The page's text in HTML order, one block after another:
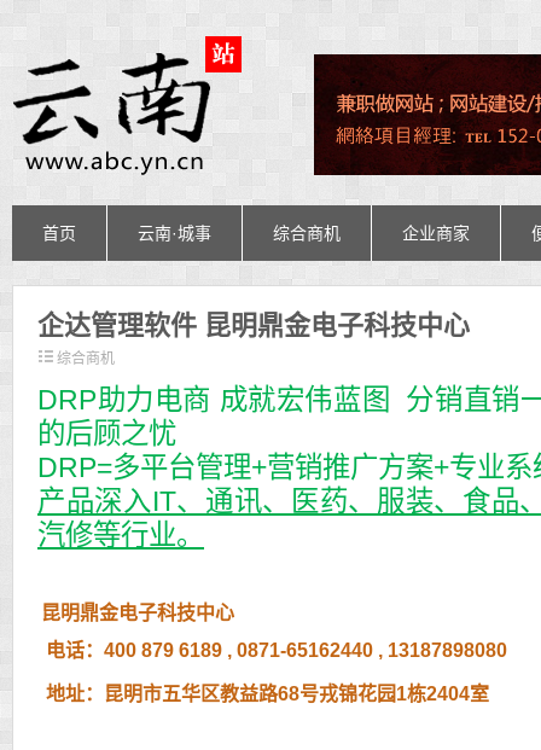
首页 云南·城事 综合商机 企业商家
企达管理软件 昆明鼎金电子科技中心
综合商机
DRP助力电商 成就宏伟蓝图 分销直销
的后顾之忧
DRP=多平台管理+营销推广方案+专业
产品深入IT、通讯、医药、服装、食品
汽修等行业。
昆明鼎金电子科技中心
电话：400 879 6189 , 0871-65162440 , 13187898080
地址：昆明市五华区教益路68号戎锦花园1栋2404室